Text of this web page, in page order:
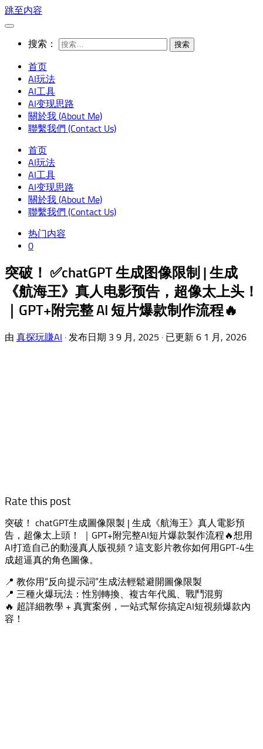
跳至内容
搜索：
首页
AI玩法
AI工具
AI变现思路
關於我 (About Me)
聯繫我們 (Contact Us)
首页
AI玩法
AI工具
AI变现思路
關於我 (About Me)
聯繫我們 (Contact Us)
热门内容
0
突破！ ✅chatGPT 生成图像限制 | 生成
《航海王》真人电影预告，超像太上头！
｜GPT+附完整 AI 短片爆款制作流程🔥
由 真探玩賺AI · 发布日期 3 9 月, 2025 · 已更新 6 1 月, 2026
Rate this post
突破！ chatGPT生成圖像限製 | 生成《航海王》真人電影預
告，超像太上頭！ ｜GPT+附完整AI短片爆款製作流程🔥想用
AI打造自己的動漫真人版視頻？這支影片教你如何用GPT-4生
成超逼真的角色圖像。
📍 教你用“反向提示詞”生成法輕鬆避開圖像限製
📍 三種火爆玩法：性別轉換、複古年代風、戰鬥混剪
🔥 超詳細教學 + 真實案例，一站式幫你搞定AI短視頻爆款內
容！